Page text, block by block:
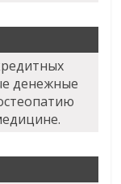
денежные